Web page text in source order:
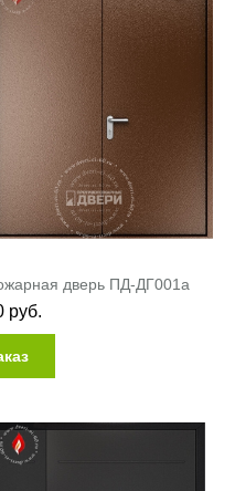
дверь ПД-ДГ001a
руб.